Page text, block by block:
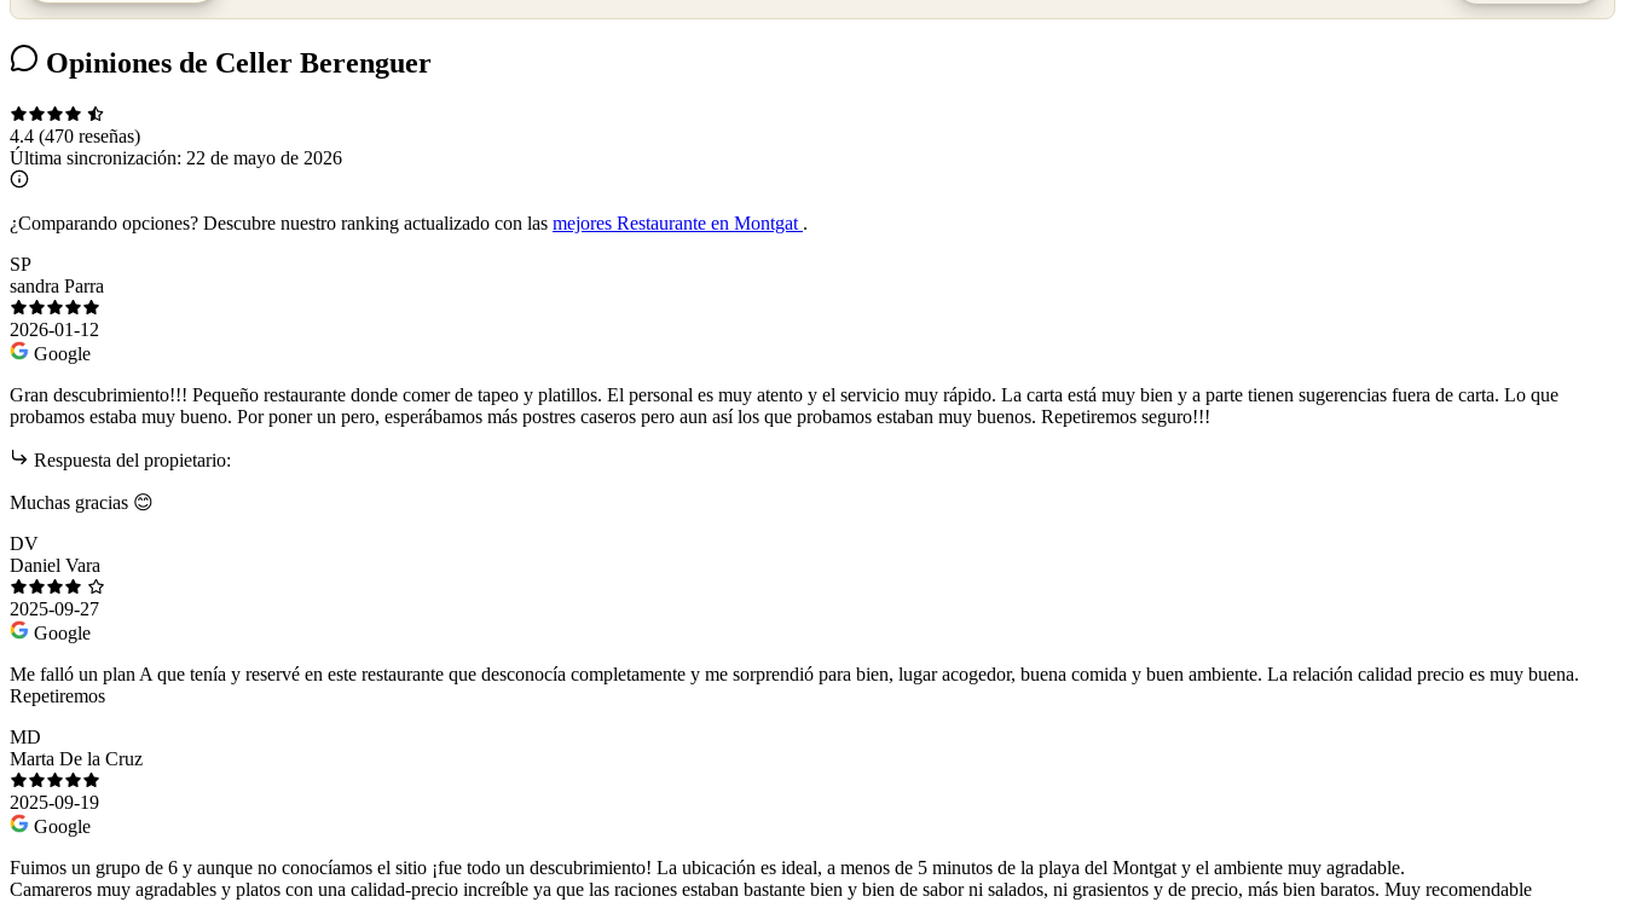
Opiniones de Celler Berenguer
4.4 (470 reseñas)
Última sincronización: 22 de mayo de 2026
¿Comparando opciones? Descubre nuestro ranking actualizado con las mejores Restaurante en Montgat .
SP
sandra Parra
2026-01-12
Google
Gran descubrimiento!!! Pequeño restaurante donde comer de tapeo y platillos. El personal es muy atento y el servicio muy rápido. La carta está muy bien y a parte tienen sugerencias fuera de carta. Lo que
probamos estaba muy bueno. Por poner un pero, esperábamos más postres caseros pero aun así los que probamos estaban muy buenos. Repetiremos seguro!!!
Respuesta del propietario:
Muchas gracias 😊
DV
Daniel Vara
2025-09-27
Google
Me falló un plan A que tenía y reservé en este restaurante que desconocía completamente y me sorprendió para bien, lugar acogedor, buena comida y buen ambiente. La relación calidad precio es muy buena.
Repetiremos
MD
Marta De la Cruz
2025-09-19
Google
Fuimos un grupo de 6 y aunque no conocíamos el sitio ¡fue todo un descubrimiento! La ubicación es ideal, a menos de 5 minutos de la playa del Montgat y el ambiente muy agradable.
Camareros muy agradables y platos con una calidad-precio increíble ya que las raciones estaban bastante bien y bien de sabor ni salados, ni grasientos y de precio, más bien baratos. Muy recomendable